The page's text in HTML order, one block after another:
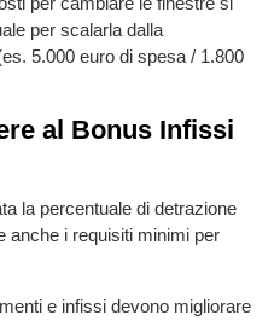
per scalarla dalla
5.000 euro di spesa / 1.800
al Bonus Infissi
la percentuale di detrazione
anche i requisiti minimi per
e infissi devono migliorare